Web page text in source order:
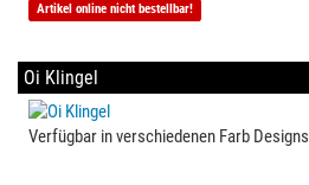
Artikel online nicht bestellbar!
Oi Klingel
Verfügbar in verschiedenen Farb Designs